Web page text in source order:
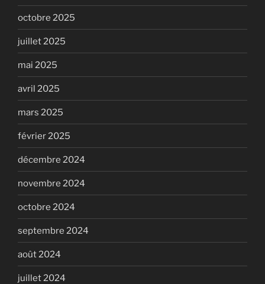
octobre 2025
juillet 2025
mai 2025
avril 2025
mars 2025
février 2025
décembre 2024
novembre 2024
octobre 2024
septembre 2024
août 2024
juillet 2024